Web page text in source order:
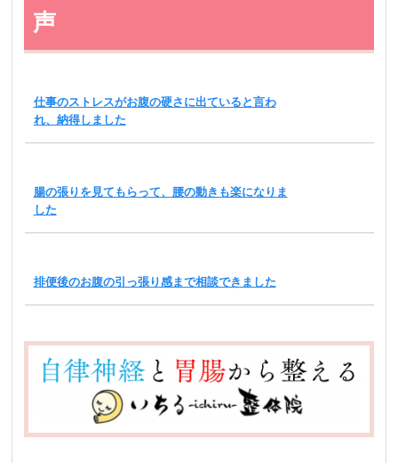
声
仕事のストレスがお腹の硬さに出ていると言わ
れ、納得しました
腸の張りを見てもらって、腰の動きも楽になりま
した
排便後のお腹の引っ張り感まで相談できました